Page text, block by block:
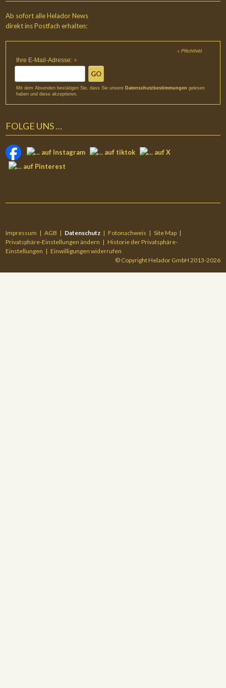
Ab sofort alle Helador News
direkt ins Postfach erhalten:
* Pflichtfeld
Ihre E-Mail-Adresse:*
Mit dem Absenden bestätigen Sie, dass Sie unsere Datenschutzbestimmungen gelesen
haben und diese akzeptieren.
FOLGE UNS …
Impressum AGB Datenschutz Fotonachweis
Site Map
Privatsphäre-Einstellungen ändern
Historie der Privatsphäre-
Einstellungen
Einwilligungen widerrufen
© Copyright Helador GmbH 2013-2026